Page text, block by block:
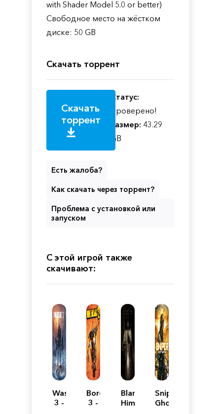
with Shader Model 5.0 or better)
Свободное место на жёстком
диске: 50 GB
Скачать торрент
Скачать
торрент
Статус:
Проверено!
Размер: 43.29
GB
Есть жалоба?
Как скачать через торрент?
Проблема с установкой или
запуском
С этой игрой также
скачивают:
Wasteland
3 -
Borderlands
3 -
Blame
Him
Sniper
Ghost